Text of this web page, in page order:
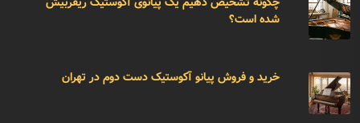
شده است؟
خرید و فروش پیانو آکوستیک دست دوم در تهران